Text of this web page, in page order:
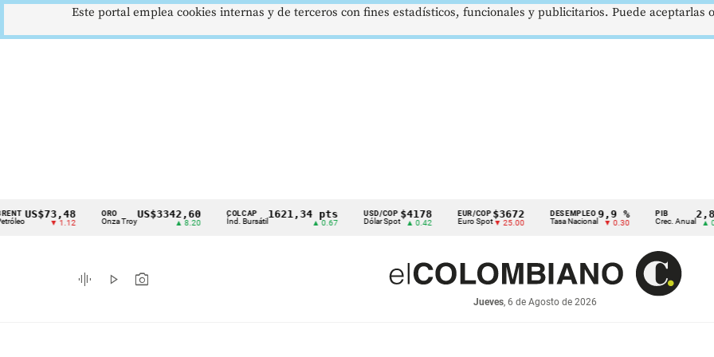
Cintillo
indicadores
económicos
▼ 1.12
ORO
Onza Troy
US$3342,60 COLCAP
Índ. Bursátil
1621,34 pts USD/COP
Dólar Spot
$4178
▲ 0.42
EUR/COP
Euro Spot
$3672
▼ 25.00
DESEMPLEO
Tasa Nacional
9,9 %
▼ 0.30
PIB
Crec. Anual
2,8 %
▲ 0.10
graphic_eq play_arrow photo_camera
Jueves, 6 de Agosto de 2026
Este portal emplea cookies internas y de terceros con fines estadísticos, funcionales y publicitarios. Puede aceptarlas